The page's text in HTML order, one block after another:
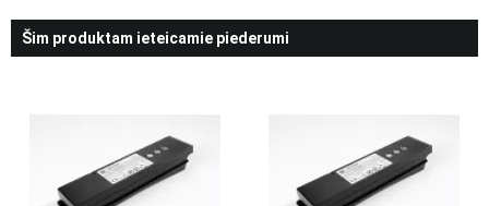
Šim produktam ieteicamie piederumi